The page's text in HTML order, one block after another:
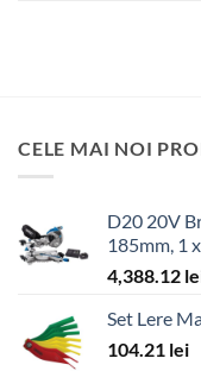
CELE MAI NOI
D20 20V
185mm, 1
4,388.12
Set Lere
104.21 lei